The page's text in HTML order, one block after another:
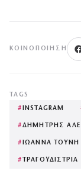
ΚΟΙΝΟΠΟΊΗΣΗ
TAGS
# INSTAGRAM
#ΔΗΜΗΤΡΗΣ
# ΙΩΑΝΝΑ ΤΟΥΝΗ
# ΤΡΑΓΟΥΔΙΣΤΡΙΑ